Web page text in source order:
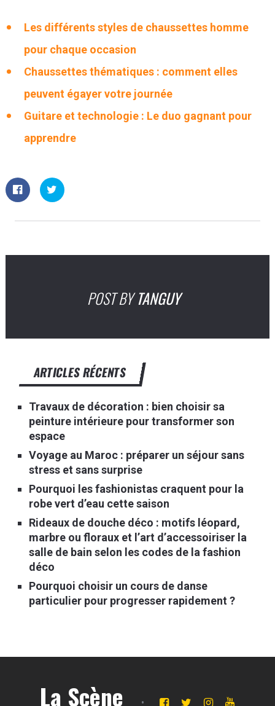
Les différents styles de chaussettes homme
pour chaque occasion
Chaussettes thématiques : comment elles
peuvent égayer votre journée
Guitare et technologie : Le duo gagnant pour
apprendre
POST BY TANGUY
ARTICLES RÉCENTS
Travaux de décoration : bien choisir sa
peinture intérieure pour transformer son
espace
Voyage au Maroc : préparer un séjour sans
stress et sans surprise
Pourquoi les fashionistas craquent pour la
robe vert d’eau cette saison
Rideaux de douche déco : motifs léopard,
marbre ou floraux et l’art d’accessoiriser la
salle de bain selon les codes de la fashion
déco
Pourquoi choisir un cours de danse
particulier pour progresser rapidement ?
La Scène